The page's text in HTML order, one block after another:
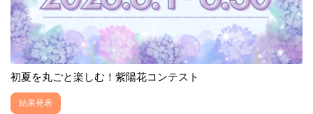
初夏を丸ごと楽しむ！紫陽花コンテスト
結果発表